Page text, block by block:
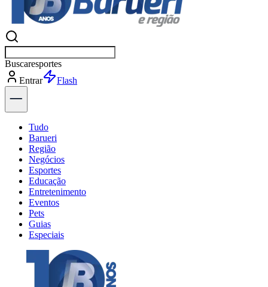
Buscare
Entrar
Flash
Tudo
Barueri
Região
Negócios
Esportes
Educação
Entretenimento
Eventos
Pets
Guias
Especiais
Explore Tudo
Últimas Notícias
Previsão do Tempo